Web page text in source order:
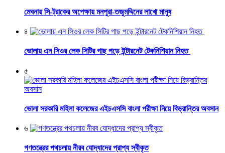
মেঘনায় সি-ট্রাকের অপেক্ষায় মনপুরা-তজুমদ্দিনের লাখো মানুষ
৪
ভোলায় এন সিওর লেক সিটির গাছ পড়ে ইন্টারনেট টেকনিশিয়ান নিহত
৫
ভোলা সরকারি মহিলা কলেজের এইচএসসি বাংলা পরীক্ষা নিয়ে বিভ্রান্তির অবসান
৬
গণতন্ত্রের পথচলায় নীরব যোদ্ধাদের প্রাপ্য স্বীকৃত